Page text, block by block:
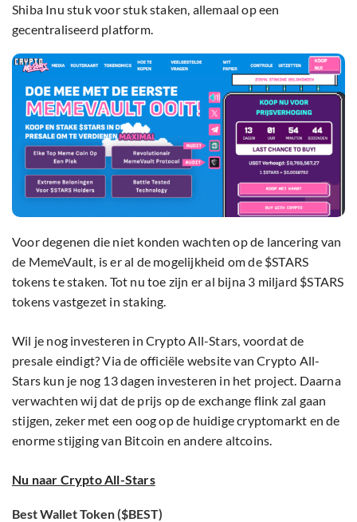
Shiba Inu stuk voor stuk staken, allemaal op een
gecentraliseerd platform.
Voor degenen die niet konden wachten op de lancering van
de MemeVault, is er al de mogelijkheid om de $STARS
tokens te staken. Tot nu toe zijn er al bijna 3 miljard $STARS
tokens vastgezet in staking.
Wil je nog investeren in Crypto All-Stars, voordat de
presale eindigt? Via de officiële website van Crypto All-
Stars kun je nog 13 dagen investeren in het project. Daarna
verwachten wij dat de prijs op de exchange flink zal gaan
stijgen, zeker met een oog op de huidige cryptomarkt en de
enorme stijging van Bitcoin en andere altcoins.
Nu naar Crypto All-Stars
Best Wallet Token ($BEST)